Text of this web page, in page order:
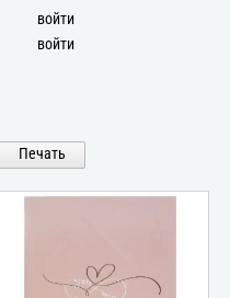
войти
войти
Печать